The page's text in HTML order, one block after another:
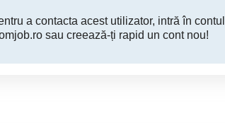
a contacta acest utilizator, intră în
sau creează-ți rapid un cont nou!